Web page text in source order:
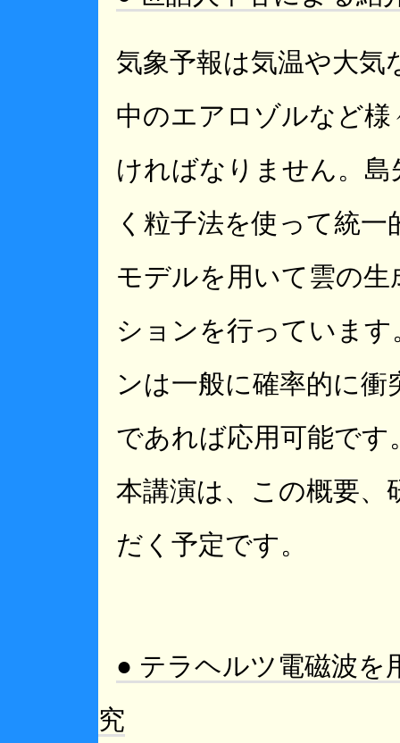
気象予報は気温や大気
中のエアロゾルなど
ければなりません。
く粒子法を使って統
モデルを用いて雲の
ションを行っていま
ンは一般に確率的に
であれば応用可能です
本講演は、この概要
だく予定です。
● テラヘルツ電磁波を
究